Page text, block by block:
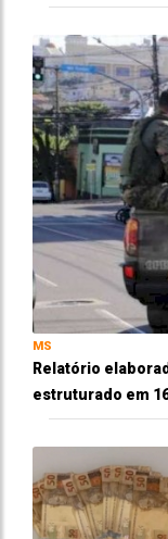
MS
Relatório
estruturado em